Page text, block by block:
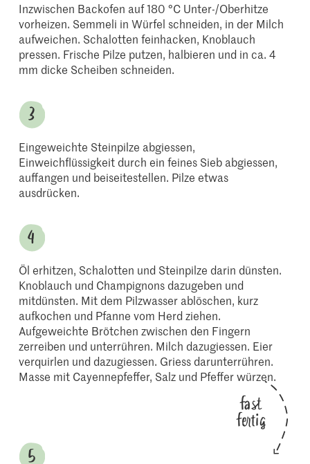
Inzwischen Backofen auf 180 °C Unter-/Oberhitze
vorheizen. Semmeli in Würfel schneiden, in der Milch
aufweichen. Schalotten feinhacken, Knoblauch
pressen. Frische Pilze putzen, halbieren und in ca. 4
mm dicke Scheiben schneiden.
Eingeweichte Steinpilze abgiessen,
Einweichflüssigkeit durch ein feines Sieb abgiessen,
auffangen und beiseitestellen. Pilze etwas
ausdrücken.
Öl erhitzen, Schalotten und Steinpilze darin dünsten.
Knoblauch und Champignons dazugeben und
mitdünsten. Mit dem Pilzwasser ablöschen, kurz
aufkochen und Pfanne vom Herd ziehen.
Aufgeweichte Brötchen zwischen den Fingern
zerreiben und unterrühren. Milch dazugiessen. Eier
verquirlen und dazugiessen. Griess darunterrühren.
Masse mit Cayennepfeffer, Salz und Pfeffer würzen.
fast
fertig